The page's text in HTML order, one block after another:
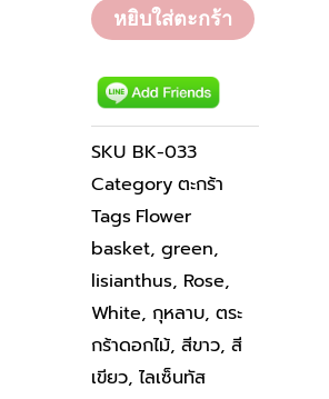
033
ชิ้น
หยิบใส่ตะกร้า
SKU BK-033
Category ตะกร้า
Tags Flower
basket, green,
lisianthus, Rose,
White, กุหลาบ, ตระ
กร้าดอกไม้, สีขาว, สี
เขียว, ไลเซ็นทัส